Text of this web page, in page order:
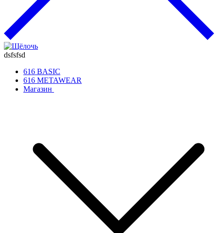
dsfsfsd
616 BASIC
616 METAWEAR
Магазин